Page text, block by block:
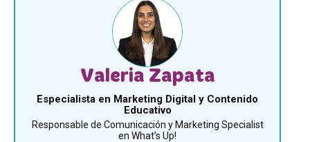
Valeria Zapata
Especialista en Marketing Digital y Contenido
Educativo
Responsable de Comunicación y Marketing Specialist
en What’s Up!